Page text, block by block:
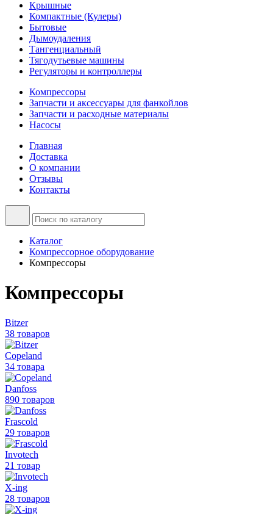
Крышные
Компактные (Кулеры)
Бытовые
Дымоудаления
Тангенциальный
Тягодутьевые машины
Регуляторы и контроллеры
Компрессоры
Запчасти и аксессуары для фанкойлов
Запчасти и расходные материалы
Насосы
Главная
Доставка
О компании
Отзывы
Контакты
Каталог
Компрессорное оборудование
Компрессоры
Компрессоры
Bitzer
38 товаров
Copeland
34 товара
Danfoss
890 товаров
Frascold
29 товаров
Invotech
21 товар
X-ing
28 товаров